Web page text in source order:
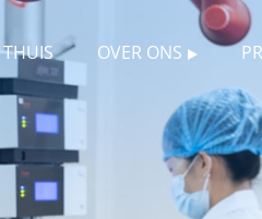
THUIS OVER ONS